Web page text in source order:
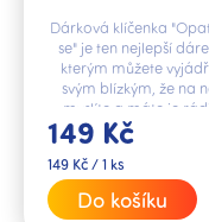
149 Kč
Měrná
cena:
149 Kč / 1 ks
Do košíku
Dárková klíčenka
se" je ten nejlepší
kterým můžete
svým blízkým, že na
myslíte a máte je rádi.